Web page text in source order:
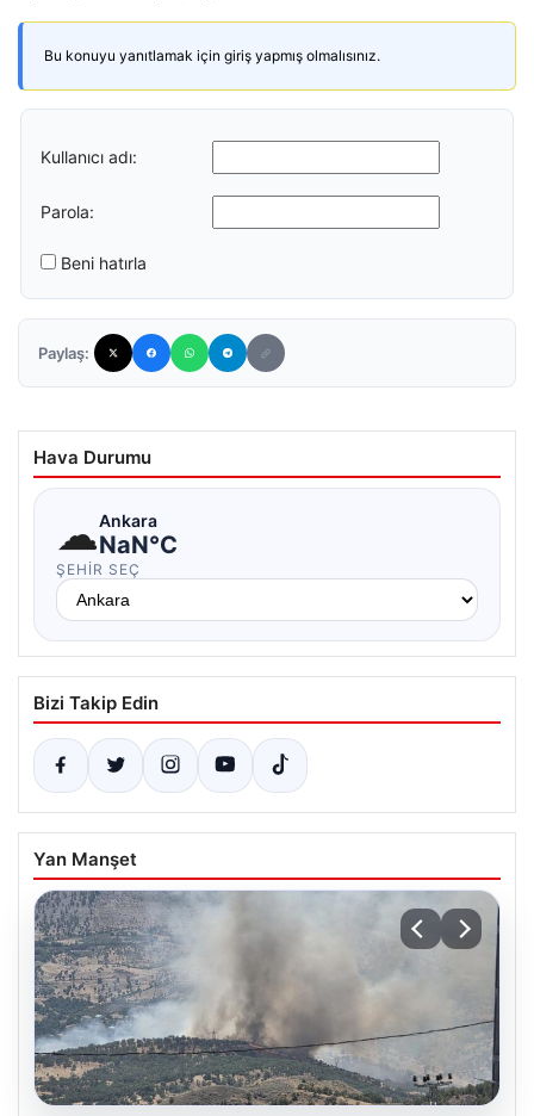
Bu konuyu yanıtlamak için giriş yapmış olmalısınız.
Kullanıcı adı:
Parola:
Beni hatırla
Paylaş:
Hava Durumu
☁Ankara
NaN°C
ŞEHIR SEÇ
Bizi Takip Edin
Yan Manşet